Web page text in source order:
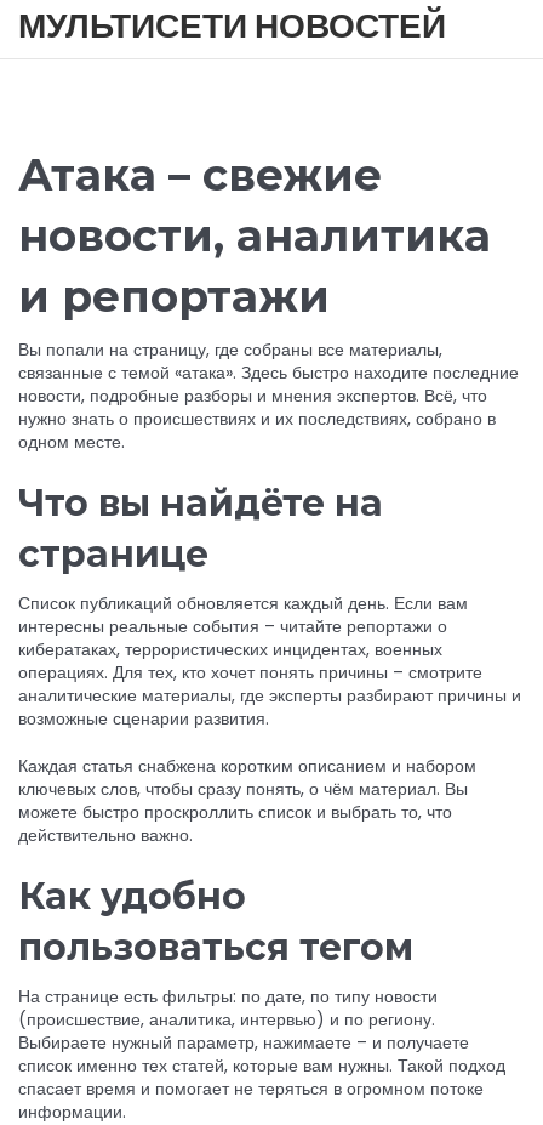
МУЛЬТИСЕТИ НОВОСТЕЙ
Атака – свежие
новости, аналитика
и репортажи
Вы попали на страницу, где собраны все материалы,
связанные с темой «атака». Здесь быстро находите последние
новости, подробные разборы и мнения экспертов. Всё, что
нужно знать о происшествиях и их последствиях, собрано в
одном месте.
Что вы найдёте на
странице
Список публикаций обновляется каждый день. Если вам
интересны реальные события – читайте репортажи о
кибератаках, террористических инцидентах, военных
операциях. Для тех, кто хочет понять причины – смотрите
аналитические материалы, где эксперты разбирают причины и
возможные сценарии развития.
Каждая статья снабжена коротким описанием и набором
ключевых слов, чтобы сразу понять, о чём материал. Вы
можете быстро проскроллить список и выбрать то, что
действительно важно.
Как удобно
пользоваться тегом
На странице есть фильтры: по дате, по типу новости
(происшествие, аналитика, интервью) и по региону.
Выбираете нужный параметр, нажимаете – и получаете
список именно тех статей, которые вам нужны. Такой подход
спасает время и помогает не теряться в огромном потоке
информации.